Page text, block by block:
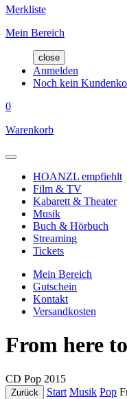
Merkliste
Mein Bereich
close
Anmelden
Noch kein
0
Warenkorb
HOANZL empfiehlt
Film & TV
Kabarett & Theater
Musik
Buch & Hörbuch
Streaming
Tickets
Mein Bereich
Gutschein
Kontakt
Versandkosten
From here
CD Pop 2015
Zurück Start Musik Pop